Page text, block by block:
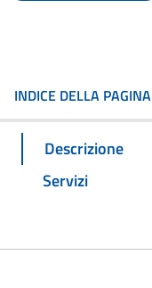
INDICE DELLA PAGINA
Descrizione
Servizi